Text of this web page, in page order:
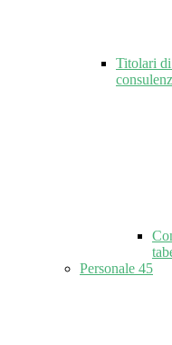
Titolari
Personale 45